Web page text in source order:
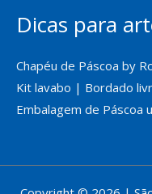
Dicas para
Chapéu de Páscoa by
Kit lavabo | Bordado
Embalagem de Páscoa